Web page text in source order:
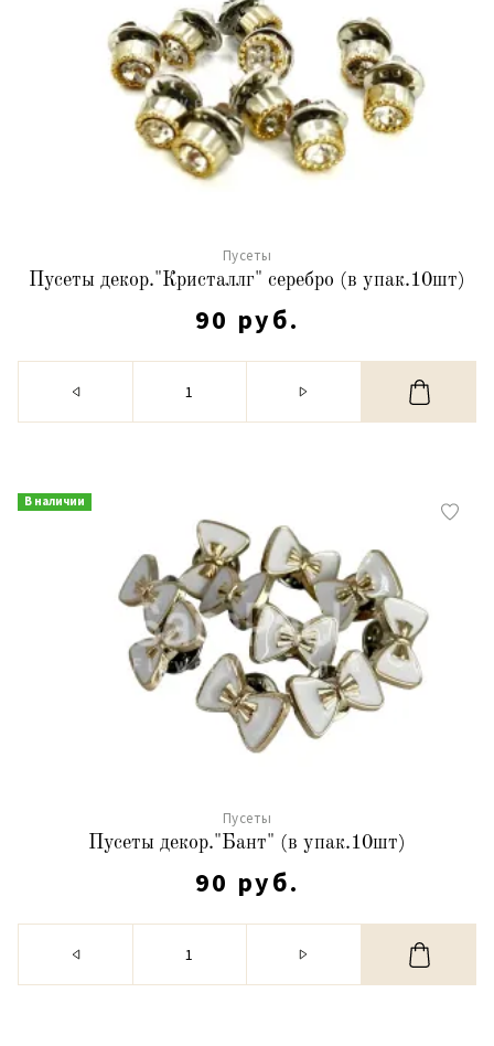
Пусеты
Пусеты декор."Кристаллг" серебро (в упак.10шт)
90 руб.
В наличии
Пусеты
Пусеты декор."Бант" (в упак.10шт)
90 руб.